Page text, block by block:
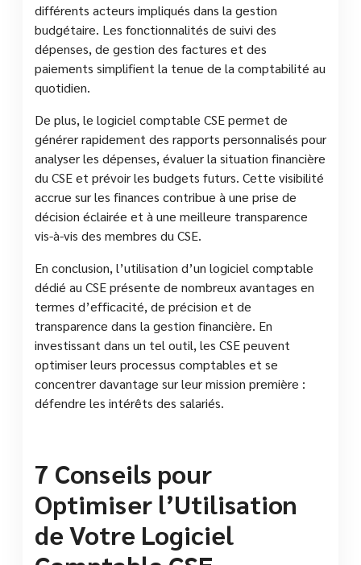
différents acteurs impliqués dans la gestion
budgétaire. Les fonctionnalités de suivi des
dépenses, de gestion des factures et des
paiements simplifient la tenue de la comptabilité au
quotidien.
De plus, le logiciel comptable CSE permet de
générer rapidement des rapports personnalisés pour
analyser les dépenses, évaluer la situation financière
du CSE et prévoir les budgets futurs. Cette visibilité
accrue sur les finances contribue à une prise de
décision éclairée et à une meilleure transparence
vis-à-vis des membres du CSE.
En conclusion, l’utilisation d’un logiciel comptable
dédié au CSE présente de nombreux avantages en
termes d’efficacité, de précision et de
transparence dans la gestion financière. En
investissant dans un tel outil, les CSE peuvent
optimiser leurs processus comptables et se
concentrer davantage sur leur mission première :
défendre les intérêts des salariés.
7 Conseils pour
Optimiser l’Utilisation
de Votre Logiciel